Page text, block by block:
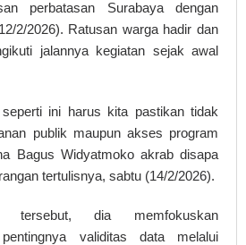
perbatasan Surabaya dengan
2/2026). Ratusan warga hadir dan
jalannya kegiatan sejak awal
seperti ini harus kita pastikan tidak
publik maupun akses program
Bagus Widyatmoko akrab disapa
tertulisnya, sabtu (14/2/2026).
tersebut, dia memfokuskan
validitas data melalui